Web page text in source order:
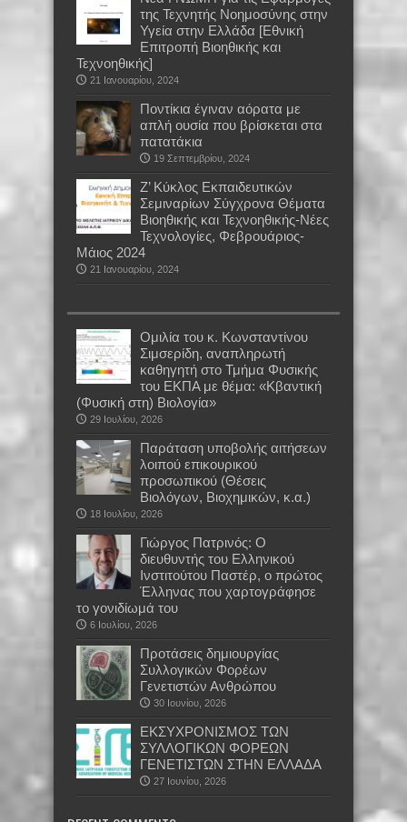
της Τεχνητής Νοημοσύνης στην
Υγεία στην Ελλάδα [Εθνική
Επιτροπή Βιοηθικής και
Τεχνοηθικής]
21 Ιανουαρίου, 2024
Ποντίκια έγιναν αόρατα με
απλή ουσία που βρίσκεται στα
πατατάκια
19 Σεπτεμβρίου, 2024
Ζ’ Κύκλος Εκπαιδευτικών
Σεμιναρίων Σύγχρονα Θέματα
Βιοηθικής και Τεχνοηθικής-Νέες
Τεχνολογίες, Φεβρουάριος-
Μάιος 2024
21 Ιανουαρίου, 2024
Oμιλία του κ. Κωνσταντίνου
Σιμσερίδη, αναπληρωτή
καθηγητή στο Τμήμα Φυσικής
του ΕΚΠΑ με θέμα: «Κβαντική
(Φυσική στη) Βιολογία»
29 Ιουλίου, 2026
Παράταση υποβολής αιτήσεων
λοιπού επικουρικού
προσωπικού (Θέσεις
Βιολόγων, Βιοχημικών, κ.α.)
18 Ιουλίου, 2026
Γιώργος Πατρινός: Ο
διευθυντής του Ελληνικού
Ινστιτούτου Παστέρ, ο πρώτος
Έλληνας που χαρτογράφησε
το γονιδίωμά του
6 Ιουλίου, 2026
Προτάσεις δημιουργίας
Συλλογικών Φορέων
Γενετιστών Ανθρώπου
30 Ιουνίου, 2026
EKΣΥΧΡΟΝΙΣΜΟΣ ΤΩΝ
ΣΥΛΛΟΓΙΚΩΝ ΦΟΡΕΩΝ
ΓΕΝΕΤΙΣΤΩΝ ΣΤΗΝ ΕΛΛΑΔΑ
27 Ιουνίου, 2026